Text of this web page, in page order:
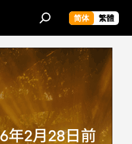
简体 繁體